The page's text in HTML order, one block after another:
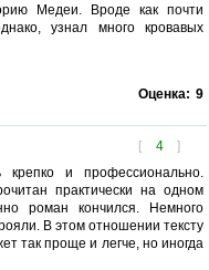
Медеи. Вроде как почти
узнал много кровавых
Оценка: 9
[ 4 ]
и профессионально.
практически на одном
роман кончился. Немного
В этом отношении тексту
так проще и легче, но иногда